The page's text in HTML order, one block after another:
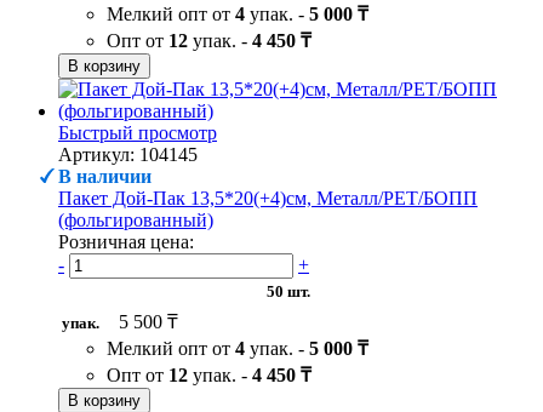
Мелкий опт от 4 упак. - 5 000 ₸
Опт от 12 упак. - 4 450 ₸
В корзину
Быстрый просмотр
Артикул: 104145
В наличии
Пакет Дой-Пак 13,5*20(+4)см, Металл/PET/БОПП
(фольгированный)
Розничная цена:
-
+
50 шт.
упак.
5 500 ₸
Мелкий опт от 4 упак. - 5 000 ₸
Опт от 12 упак. - 4 450 ₸
В корзину